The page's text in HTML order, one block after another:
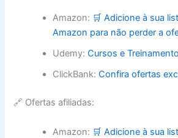
Amazon: 🛒 Adicione à sua
Amazon para não perder a
Udemy:Cursos e
ClickBank:Confira ofertas
🔗 Ofertas afiliadas:
Amazon: 🛒 Adicione à sua